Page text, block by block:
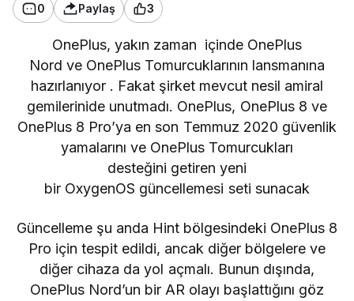
0 Paylaş 3
OnePlus, yakın zaman içinde OnePlus
Nord ve OnePlus Tomurcuklarının lansmanına
hazırlanıyor . Fakat şirket mevcut nesil amiral
gemilerinide unutmadı. OnePlus, OnePlus 8 ve
OnePlus 8 Pro’ya en son Temmuz 2020 güvenlik
yamalarını ve OnePlus Tomurcukları
desteğini getiren yeni
bir OxygenOS güncellemesi seti sunacak
Güncelleme şu anda Hint bölgesindeki OnePlus 8
Pro için tespit edildi, ancak diğer bölgelere ve
diğer cihaza da yol açmalı. Bunun dışında,
OnePlus Nord’un bir AR olayı başlattığını göz